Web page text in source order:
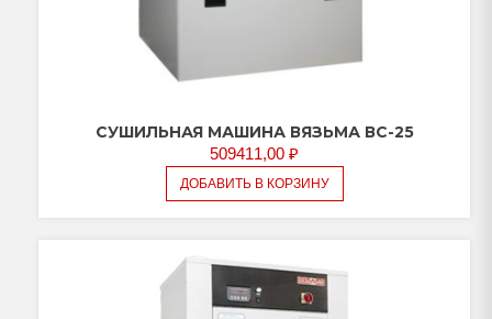
СУШИЛЬНАЯ МАШИНА ВЯЗЬМА ВС-25
509411,00 ₽
ДОБАВИТЬ В КОРЗИНУ